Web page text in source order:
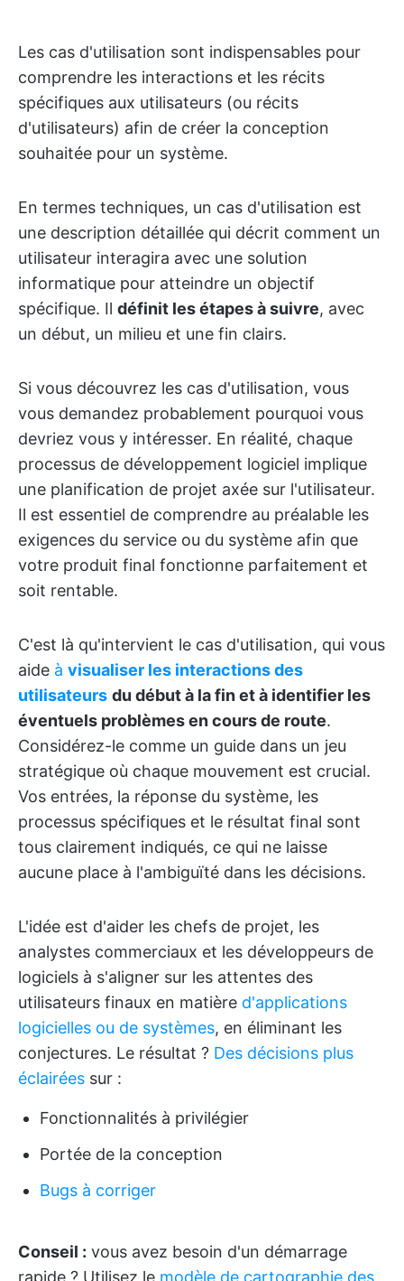
Les cas d'utilisation sont indispensables pour
comprendre les interactions et les récits
spécifiques aux utilisateurs (ou récits
d'utilisateurs) afin de créer la conception
souhaitée pour un système.
En termes techniques, un cas d'utilisation est
une description détaillée qui décrit comment un
utilisateur interagira avec une solution
informatique pour atteindre un objectif
spécifique. Il définit les étapes à suivre, avec
un début, un milieu et une fin clairs.
Si vous découvrez les cas d'utilisation, vous
vous demandez probablement pourquoi vous
devriez vous y intéresser. En réalité, chaque
processus de développement logiciel implique
une planification de projet axée sur l'utilisateur.
Il est essentiel de comprendre au préalable les
exigences du service ou du système afin que
votre produit final fonctionne parfaitement et
soit rentable.
C'est là qu'intervient le cas d'utilisation, qui vous
aide à visualiser les interactions des
utilisateurs du début à la fin et à identifier les
éventuels problèmes en cours de route.
Considérez-le comme un guide dans un jeu
stratégique où chaque mouvement est crucial.
Vos entrées, la réponse du système, les
processus spécifiques et le résultat final sont
tous clairement indiqués, ce qui ne laisse
aucune place à l'ambiguïté dans les décisions.
L'idée est d'aider les chefs de projet, les
analystes commerciaux et les développeurs de
logiciels à s'aligner sur les attentes des
utilisateurs finaux en matière d'applications
logicielles ou de systèmes, en éliminant les
conjectures. Le résultat ? Des décisions plus
éclairées sur :
Fonctionnalités à privilégier
Portée de la conception
Bugs à corriger
Conseil : vous avez besoin d'un démarrage
rapide ? Utilisez le modèle de cartographie des